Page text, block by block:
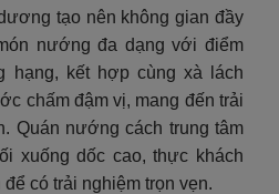
tạo nên không gian đầy
nướng đa dạng với điểm
hạng, kết hợp cùng xà lách
chấm đậm vị, mang đến trải
Quán nướng cách trung tâm
xuống dốc cao, thực khách
có trải nghiệm trọn vẹn.